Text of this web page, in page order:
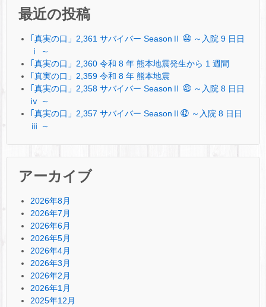
最近の投稿
｢真実の口」2,361 サバイバー SeasonⅡ ㊹ ～入院 9 日日
ⅰ ～
｢真実の口」2,360 令和 8 年 熊本地震発生から 1 週間
｢真実の口」2,359 令和 8 年 熊本地震
｢真実の口」2,358 サバイバー SeasonⅡ ㊸ ～入院 8 日日
ⅳ ～
｢真実の口」2,357 サバイバー SeasonⅡ㊷ ～入院 8 日日
ⅲ ～
アーカイブ
2026年8月
2026年7月
2026年6月
2026年5月
2026年4月
2026年3月
2026年2月
2026年1月
2025年12月